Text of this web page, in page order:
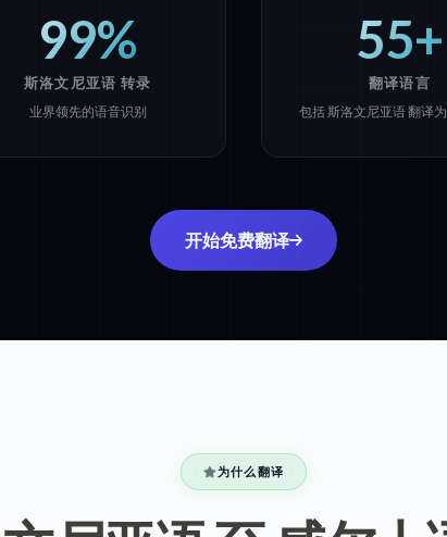
99%
斯洛文尼亚语 转录
业界领先的语音识别
55+
翻译语言
包括 斯洛文尼亚语 翻译
开始免费翻译
为什么翻译